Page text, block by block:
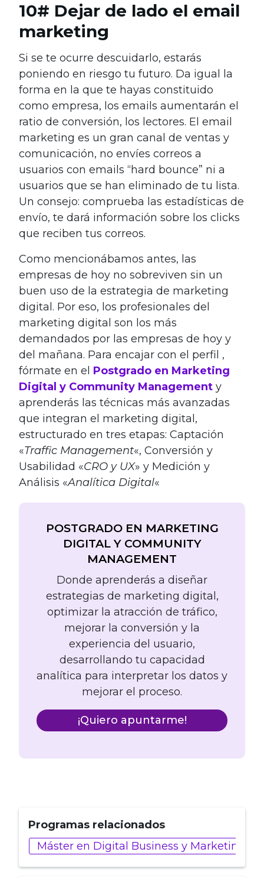
10# Dejar de lado el email
marketing
Si se te ocurre descuidarlo, estarás
poniendo en riesgo tu futuro. Da igual la
forma en la que te hayas constituido
como empresa, los emails aumentarán el
ratio de conversión, los lectores. El email
marketing es un gran canal de ventas y
comunicación, no envíes correos a
usuarios con emails “hard bounce” ni a
usuarios que se han eliminado de tu lista.
Un consejo: comprueba las estadísticas de
envío, te dará información sobre los clicks
que reciben tus correos.
Como mencionábamos antes, las
empresas de hoy no sobreviven sin un
buen uso de la estrategia de marketing
digital. Por eso, los profesionales del
marketing digital son los más
demandados por las empresas de hoy y
del mañana. Para encajar con el perfil ,
fórmate en el Postgrado en Marketing
Digital y Community Management y
aprenderás las técnicas más avanzadas
que integran el marketing digital,
estructurado en tres etapas: Captación
«Traffic Management«, Conversión y
Usabilidad «CRO y UX» y Medición y
Análisis «Analítica Digital«
POSTGRADO EN MARKETING
DIGITAL Y COMMUNITY
MANAGEMENT
Donde aprenderás a diseñar
estrategias de marketing digital,
optimizar la atracción de tráfico,
mejorar la conversión y la
experiencia del usuario,
desarrollando tu capacidad
analítica para interpretar los datos y
mejorar el proceso.
¡Quiero apuntarme!
Programas relacionados
Máster en Digital Business y Marketing